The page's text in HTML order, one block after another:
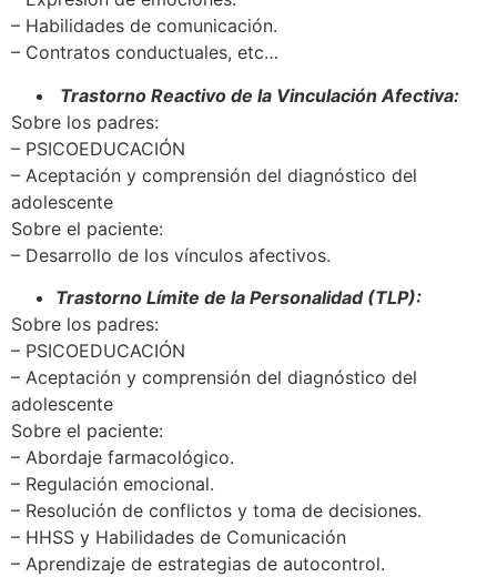
– Habilidades de comunicación.
– Contratos conductuales, etc…
Trastorno Reactivo de la Vinculación Afectiva:
Sobre los padres:
– PSICOEDUCACIÓN
– Aceptación y comprensión del diagnóstico del
adolescente
Sobre el paciente:
– Desarrollo de los vínculos afectivos.
Trastorno Límite de la Personalidad (TLP):
Sobre los padres:
– PSICOEDUCACIÓN
– Aceptación y comprensión del diagnóstico del
adolescente
Sobre el paciente:
– Abordaje farmacológico.
– Regulación emocional.
– Resolución de conflictos y toma de decisiones.
– HHSS y Habilidades de Comunicación
– Aprendizaje de estrategias de autocontrol.